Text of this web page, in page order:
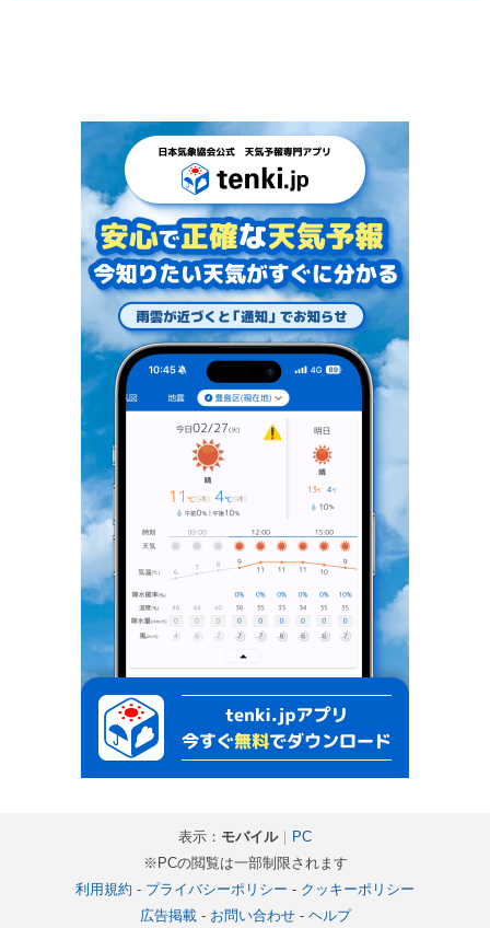
表示： モバイル｜ PC
※PCの閲覧は一部制限されます
利用規約 - プライバシーポリシー - クッキーポリシー
広告掲載- お問い合わせ- ヘルプ